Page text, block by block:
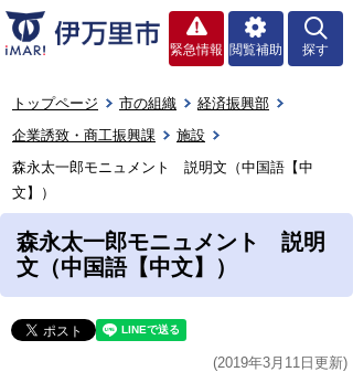
緊急情報 閲覧補助 探す
トップページ 市の組織
経済振興部
企業誘致・商工振興課
施設
森永太一郎モニュメント 説明文（中国語【中
文】）
森永太一郎モニュメント 説明
文（中国語【中文】）
(2019年3月11日更新)